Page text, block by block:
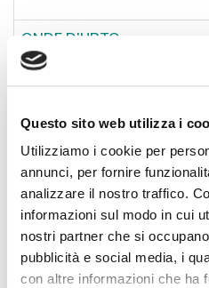
Questo sito web utilizza i
Utilizziamo i cookie per
annunci, per fornire
analizzare il nostro traffico.
informazioni sul modo in cui
nostri partner che si
pubblicità e social media, i
con altre informazioni che ha
ONDE D’URTO